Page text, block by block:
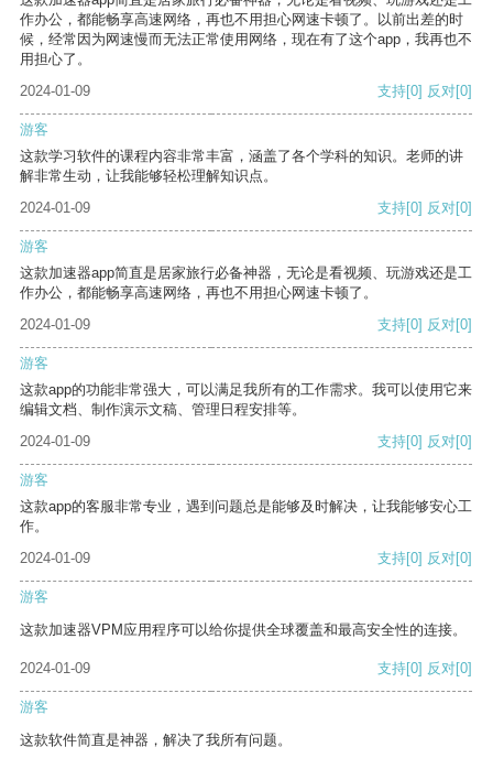
作办公，都能畅享高速网络，再也不用担心网速卡顿了。以前出差的时
候，经常因为网速慢而无法正常使用网络，现在有了这个app，我再也不
用担心了。
2024-01-09
支持[0] 反对[0]
游客
这款学习软件的课程内容非常丰富，涵盖了各个学科的知识。老师的讲
解非常生动，让我能够轻松理解知识点。
2024-01-09
支持[0] 反对[0]
游客
这款加速器app简直是居家旅行必备神器，无论是看视频、玩游戏还是工
作办公，都能畅享高速网络，再也不用担心网速卡顿了。
2024-01-09
支持[0] 反对[0]
游客
这款app的功能非常强大，可以满足我所有的工作需求。我可以使用它来
编辑文档、制作演示文稿、管理日程安排等。
2024-01-09
支持[0] 反对[0]
游客
这款app的客服非常专业，遇到问题总是能够及时解决，让我能够安心工
作。
2024-01-09
支持[0] 反对[0]
游客
这款加速器VPM应用程序可以给你提供全球覆盖和最高安全性的连接。
2024-01-09 支持[0] 反对[0]
游客
这款软件简直是神器，解决了我所有问题。